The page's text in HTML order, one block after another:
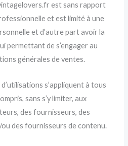
est sans rapport
et est limité à une
et d’autre part avoir la
permettant de s’engager au
générales de ventes.
s’appliquent à tous
sans s’y limiter, aux
des fournisseurs, des
des fournisseurs de contenu.